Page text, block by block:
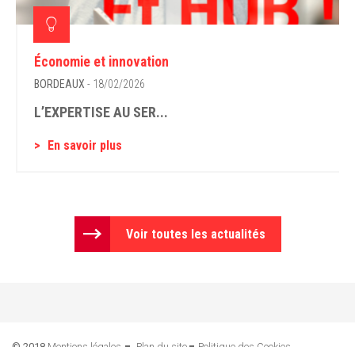
Économie et innovation
BORDEAUX - 18/02/2026
L’EXPERTISE AU SER...
En savoir plus
Voir toutes les actualités